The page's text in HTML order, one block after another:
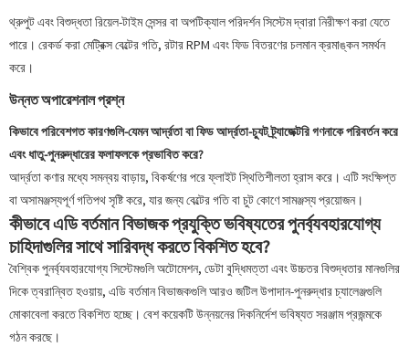
থ্রুপুট এবং বিশুদ্ধতা রিয়েল-টাইম সেন্সর বা অপটিক্যাল পরিদর্শন সিস্টেম দ্বারা নিরীক্ষণ করা যেতে
পারে। রেকর্ড করা মেট্রিক্স বেল্টের গতি, রটার RPM এবং ফিড বিতরণের চলমান ক্রমাঙ্কন সমর্থন
করে।
উন্নত অপারেশনাল প্রশ্ন
কিভাবে পরিবেশগত কারণগুলি-যেমন আর্দ্রতা বা ফিড আর্দ্রতা-চ্যুট ট্র্যাজেক্টরি গণনাকে পরিবর্তন করে
এবং ধাতু-পুনরুদ্ধারের ফলাফলকে প্রভাবিত করে?
আর্দ্রতা কণার মধ্যে সমন্বয় বাড়ায়, বিকর্ষণের পরে ফ্লাইট স্থিতিশীলতা হ্রাস করে। এটি সংক্ষিপ্ত
বা অসামঞ্জস্যপূর্ণ গতিপথ সৃষ্টি করে, যার জন্য বেল্টের গতি বা চুট কোণে সামঞ্জস্য প্রয়োজন।
কীভাবে এডি বর্তমান বিভাজক প্রযুক্তি ভবিষ্যতের পুনর্ব্যবহারযোগ্য
চাহিদাগুলির সাথে সারিবদ্ধ করতে বিকশিত হবে?
বৈশ্বিক পুনর্ব্যবহারযোগ্য সিস্টেমগুলি অটোমেশন, ডেটা বুদ্ধিমত্তা এবং উচ্চতর বিশুদ্ধতার মানগুলির
দিকে ত্বরান্বিত হওয়ায়, এডি বর্তমান বিভাজকগুলি আরও জটিল উপাদান-পুনরুদ্ধার চ্যালেঞ্জগুলি
মোকাবেলা করতে বিকশিত হচ্ছে। বেশ কয়েকটি উন্নয়নের দিকনির্দেশ ভবিষ্যত সরঞ্জাম প্রজন্মকে
গঠন করছে।